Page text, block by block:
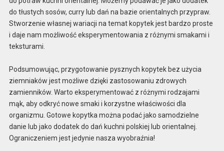
do tłustych sosów, curry lub dań na bazie orientalnych przypraw.
Stworzenie własnej wariacji na temat kopytek jest bardzo proste
i daje nam możliwość eksperymentowania z różnymi smakami i
teksturami.
Podsumowując, przygotowanie pysznych kopytek bez użycia
ziemniaków jest możliwe dzięki zastosowaniu zdrowych
zamienników. Warto eksperymentować z różnymi rodzajami
mąk, aby odkryć nowe smaki i korzystne właściwości dla
organizmu. Gotowe kopytka można podać jako samodzielne
danie lub jako dodatek do dań kuchni polskiej lub orientalnej.
Ograniczeniem jest jedynie nasza wyobraźnia!